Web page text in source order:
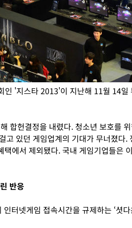
'지스타 2013'이 지난해 11월 14일
합헌결정을 내렸다. 청소년 보호를
고 있던 게임업계의 기대가 무너졌다.
택에서 제외됐다. 국내 게임기업들은
반응
터넷게임 접속시간을 규제하는 ‘셧